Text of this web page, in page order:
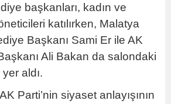
başkanları, kadın ve
katılırken, Malatya
Başkanı Sami Er ile AK
Ali Bakan da salondaki
aldı.
Parti’nin siyaset anlayışının